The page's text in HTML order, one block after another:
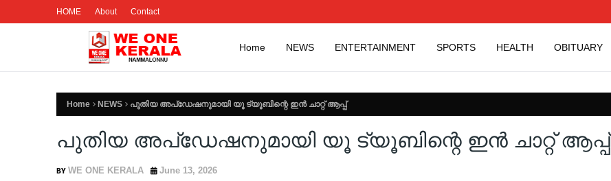
HOME About Contact
Home NEWS ENTERTAINMENT SPORTS HEALTH OBITUARY
Home NEWS പുതിയ അപ്ഡേഷനുമായി യൂ ട്യൂബി​ന്റെ ഇൻ ചാറ്റ് ആപ്പ്
പുതിയ അപ്ഡേഷനുമായി യൂ ട്യൂബി​ന്റെ ഇൻ ചാറ്റ് ആപ്പ്
WE ONE KERALA June 13, 2026